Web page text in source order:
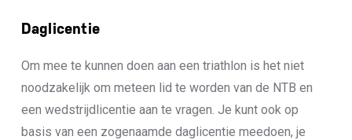
Daglicentie
Om mee te kunnen doen aan een triathlon is het niet
noodzakelijk om meteen lid te worden van de NTB en
een wedstrijdlicentie aan te vragen. Je kunt ook op
basis van een zogenaamde daglicentie meedoen, je